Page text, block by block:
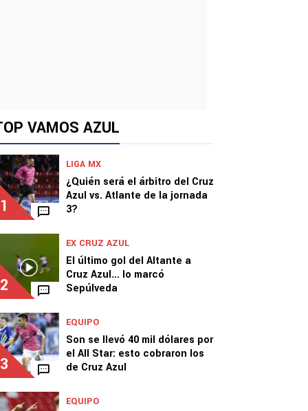
VAMOS AZUL
1
LIGA MX
¿Quién será el árbitro del Cruz
Azul vs. Atlante de la jornada
3?
2
EX CRUZ AZUL
El último gol del Altante a
Cruz Azul... lo marcó
Sepúlveda
3
EQUIPO
Son se llevó 40 mil dólares por
el All Star: esto cobraron los
de Cruz Azul
EQUIPO